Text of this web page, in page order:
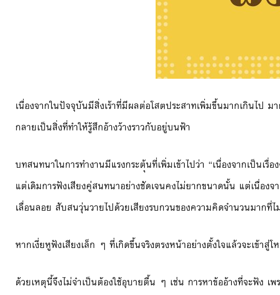
เนื่องจากในปัจจุบันมีสิ่งเร้าที่มีผลต่อโสตประสาทเพิ่มขึ้นมากเกินไป ม
กลายเป็นสิ่งที่ทำให้รู้สึกอ้างว้างราวกับอยู่บนฟ้า
บทสนทนาในการทำงานมีแรงกระตนที่เพิ่มเข้าไปว่า “เนื่องจากเป็นเรื่อ
แต่เดิมการฟังเสียงคู่สนทนาอย่างชัดเจนคงไม่ยากขนาดนั้น แต่เนื่องจ
เลื่อนลอย สับสนวุ่นวายไปด้วยเสียงรบกวนของความคิดจำนวนมากที่
หากเงี่ยหูฟังเสียงเล็ก ๆ ที่เกิดขึ้นจริงตรงหน้าอย่างตั้งใจแล้วจะเข้าสู่
ด้วยเหตุนี้จึงไม่จำเป็นต้องใช้อุบายตื้น ๆ เช่น การหาข้ออ้างที่จะฟัง เพ